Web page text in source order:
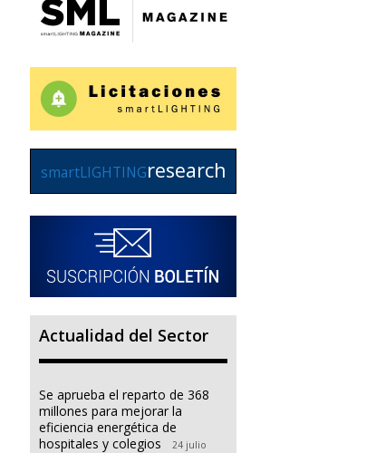
smartLIGHTINGresearch
Actualidad del Sector
Se aprueba el reparto de 368
millones para mejorar la
eficiencia energética de
hospitales y colegios
24 julio